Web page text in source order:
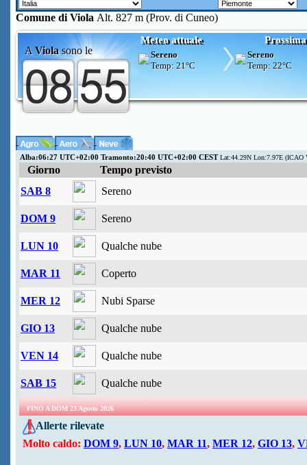
Comune di Viola Alt. 827 m (Prov. di Cuneo)
A Violasono le
Meteo attuale
Sereno
Temp: 21°C
Sereno
Temp: 22°C
Alba:06:27 UTC+02:00 Tramonto:20:40 UTC+02:00 CESTLat:44.29N Lon:7.97E (ICAO
Giorno
Tempo previsto
SAB 8
Sereno
DOM 9 Sereno
LUN 10 Qualche nube
MAR 11 Coperto
MER 12 Nubi Sparse
GIO 13 Qualche nube
VEN 14 Qualche nube
SAB 15 Qualche nube
FINO A DOM 23 Agosto 2026
Allerte rilevate
Molto caldo: DOM 9, LUN 10, MAR 11, MER 12, GIO 13,